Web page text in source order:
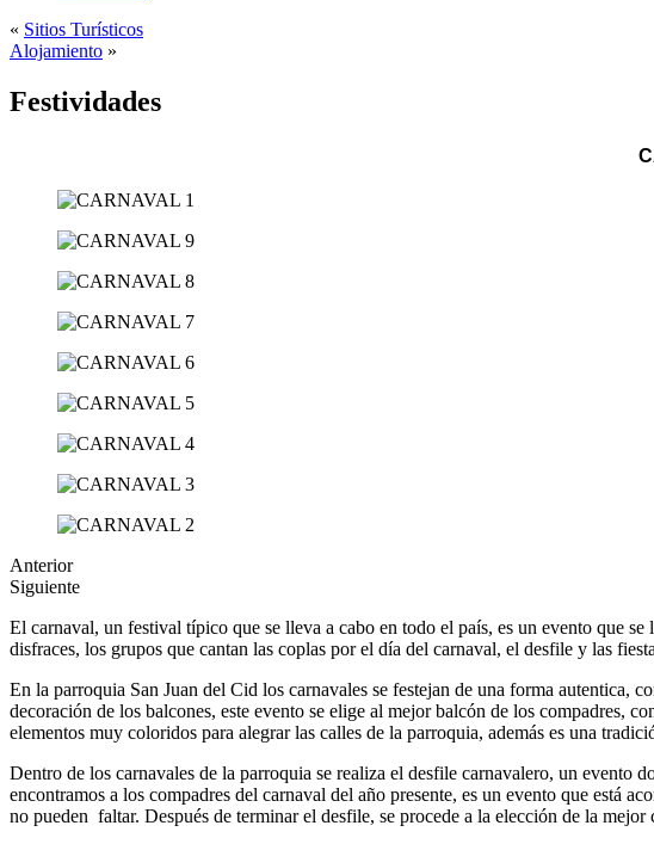
« Sitios Turísticos
Alojamiento »
Festividades
Anterior
Siguiente
El carnaval, un festival típico que se lleva a cabo en todo el país, es un evento que
disfraces, los grupos que cantan las coplas por el día del carnaval, el desfile y las
En la parroquia San Juan del Cid los carnavales se festejan de una forma autentica,
decoración de los balcones, este evento se elige al mejor balcón de los compadres,
elementos muy coloridos para alegrar las calles de la parroquia, además es una
Dentro de los carnavales de la parroquia se realiza el desfile carnavalero, un evento
encontramos a los compadres del carnaval del año presente, es un evento que está
no pueden faltar. Después de terminar el desfile, se procede a la elección de la